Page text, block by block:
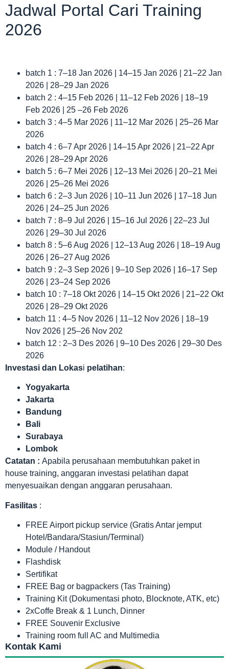
Jadwal Portal Cari Training
2026
batch 1 : 7–18 Jan 2026 | 14–15 Jan 2026 | 21–22 Jan
2026 | 28–29 Jan 2026
batch 2 : 4–15 Feb 2026 | 11–12 Feb 2026 | 18–19
Feb 2026 | 25 –26 Feb 2026
batch 3 : 4–5 Mar 2026 | 11–12 Mar 2026 | 25–26 Mar
2026
batch 4 : 6–7 Apr 2026 | 14–15 Apr 2026 | 21–22 Apr
2026 | 28–29 Apr 2026
batch 5 : 6–7 Mei 2026 | 12–13 Mei 2026 | 20–21 Mei
2026 | 25–26 Mei 2026
batch 6 : 2–3 Jun 2026 | 10–11 Jun 2026 | 17–18 Jun
2026 | 24–25 Jun 2026
batch 7 : 8–9 Jul 2026 | 15–16 Jul 2026 | 22–23 Jul
2026 | 29–30 Jul 2026
batch 8 : 5–6 Aug 2026 | 12–13 Aug 2026 | 18–19 Aug
2026 | 26–27 Aug 2026
batch 9 : 2–3 Sep 2026 | 9–10 Sep 2026 | 16–17 Sep
2026 | 23–24 Sep 2026
batch 10 : 7–18 Okt 2026 | 14–15 Okt 2026 | 21–22 Okt
2026 | 28–29 Okt 2026
batch 11 : 4–5 Nov 2026 | 11–12 Nov 2026 | 18–19
Nov 2026 | 25–26 Nov 202
batch 12 : 2–3 Des 2026 | 9–10 Des 2026 | 29–30 Des
2026
Investasi dan Lokasi pelatihan:
Yogyakarta
Jakarta
Bandung
Bali
Surabaya
Lombok
Catatan : Apabila perusahaan membutuhkan paket in
house training, anggaran investasi pelatihan dapat
menyesuaikan dengan anggaran perusahaan.
Fasilitas :
FREE Airport pickup service (Gratis Antar jemput
Hotel/Bandara/Stasiun/Terminal)
Module / Handout
Flashdisk
Sertifikat
FREE Bag or bagpackers (Tas Training)
Training Kit (Dokumentasi photo, Blocknote, ATK, etc)
2xCoffe Break & 1 Lunch, Dinner
FREE Souvenir Exclusive
Training room full AC and Multimedia
Kontak Kami